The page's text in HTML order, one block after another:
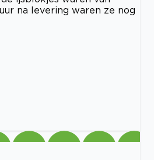
na levering waren ze nog